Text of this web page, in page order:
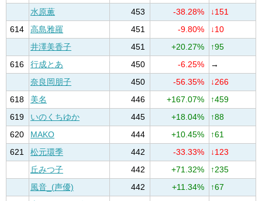
水原薫
453 -38.28%
↓151
614
高島雅羅 451 -9.80%
↓10
井澤美香子
451 +20.27%
↑95
616
行成とあ 450 -6.25%
→
奈良岡朋子
450 -56.35%
↓266
618
美名 446 +167.07%
↑459
619
いのくちゆか 445 +18.04%
↑88
620
MAKO 444 +10.45%
↑61
621
松元環季 442 -33.33%
↓123
丘みつ子
442 +71.32%
↑235
風音_(声優)
442 +11.34%
↑67